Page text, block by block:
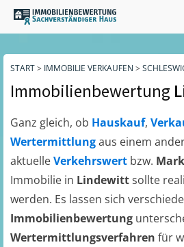
START> IMMOBILIE VERKAUFEN >
Immobilienbewertung
Ganz gleich, ob Hauskauf,
Wertermittlungaus einem
aktuelleVerkehrswert bzw.
Immobilie in Lindewittsollte
werden. Es lassen sich
Immobilienbewertung
Wertermittlungsverfahren für